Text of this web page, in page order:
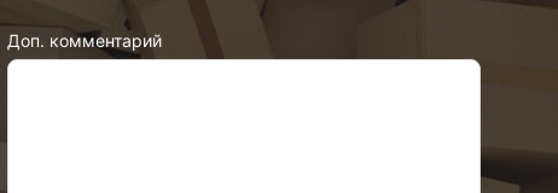
Доп. комментарий